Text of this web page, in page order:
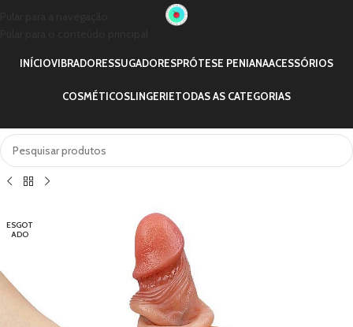
INÍCIOVIBRADORESSUGADORESPRÓTESE PENIANAACESSÓRIOS
COSMÉTICOSLINGERIETODAS AS CATEGORIAS
ESGOT
ADO